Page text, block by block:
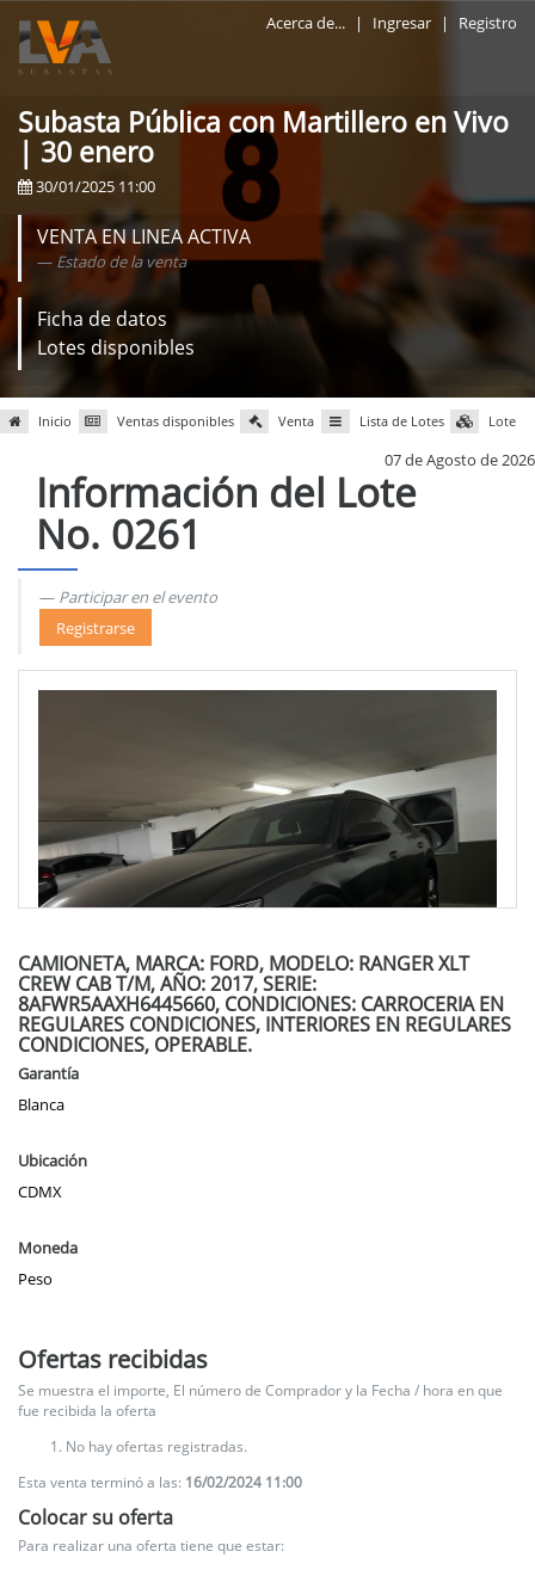
Acerca de... | Ingresar | Registro
Subasta Pública con Martillero en Vivo
| 30 enero
30/01/2025 11:00
VENTA EN LINEA ACTIVA
Estado de la venta
Ficha de datos
Lotes disponibles
Inicio Ventas disponibles Venta Lista de Lotes Lote
07 de Agosto de 2026
Información del Lote
No. 0261
Participar en el evento
Registrarse
CAMIONETA, MARCA: FORD, MODELO: RANGER XLT
CREW CAB T/M, AÑO: 2017, SERIE:
8AFWR5AAXH6445660, CONDICIONES: CARROCERIA EN
REGULARES CONDICIONES, INTERIORES EN REGULARES
CONDICIONES, OPERABLE.
Garantía
Blanca
Ubicación
CDMX
Moneda
Peso
Ofertas recibidas
Se muestra el importe, El número de Comprador y la Fecha / hora en que
fue recibida la oferta
No hay ofertas registradas.
Esta venta terminó a las: 16/02/2024 11:00
Colocar su oferta
Para realizar una oferta tiene que estar: